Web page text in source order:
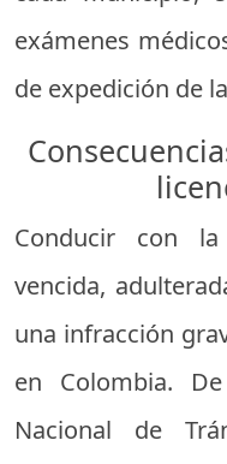
exámenes
de expedición de
Conducir con
vencida,
una infracción
en Colombia.
Nacional de